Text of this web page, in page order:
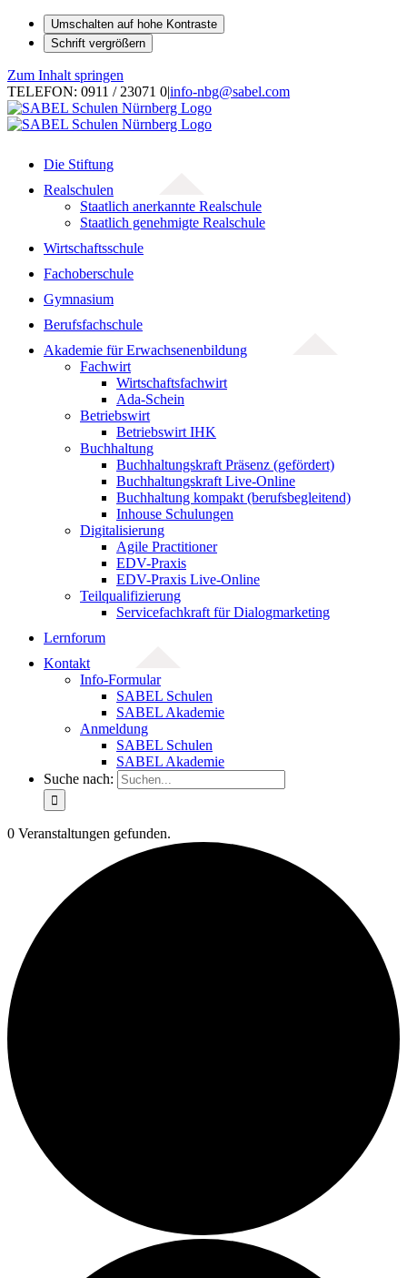
Umschalten auf hohe Kontraste
Schrift vergrößern
Zum Inhalt springen
TELEFON: 0911 / 23071 0|info-nbg@sabel.com
Die Stiftung
Realschulen
Staatlich anerkannte Realschule
Staatlich genehmigte Realschule
Wirtschaftsschule
Fachoberschule
Gymnasium
Berufsfachschule
Akademie für Erwachsenenbildung
Fachwirt
Wirtschaftsfachwirt
Ada-Schein
Betriebswirt
Betriebswirt IHK
Buchhaltung
Buchhaltungskraft Präsenz (gefördert)
Buchhaltungskraft Live-Online
Buchhaltung kompakt (berufsbegleitend)
Inhouse Schulungen
Digitalisierung
Agile Practitioner
EDV-Praxis
EDV-Praxis Live-Online
Teilqualifizierung
Servicefachkraft für Dialogmarketing
Lernforum
Kontakt
Info-Formular
SABEL Schulen
SABEL Akademie
Anmeldung
SABEL Schulen
SABEL Akademie
Suche nach:
0 Veranstaltungen gefunden.